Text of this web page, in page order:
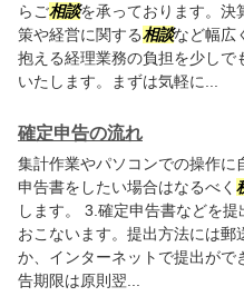
らご相談を承っております。決
策や経営に関する相談など幅広
抱える経理業務の負担を少しで
いたします。まずは気軽に...
確定申告の流れ
集計作業やパソコンでの操作に
申告書をしたい場合はなるべく
します。 3.確定申告書などを
おこないます。提出方法には
か、インターネットで提出がで
告期限は原則翌...